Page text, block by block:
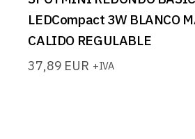
LEDCompact 3W BLANCO
CALIDO REGULABLE
37,89 EUR +IVA